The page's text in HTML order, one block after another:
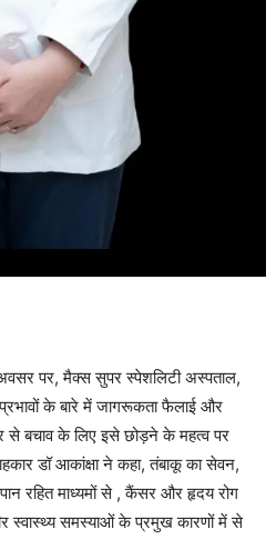
पर, मैक्स सुपर स्पेशलिटी अस्पताल,
के बारे में जागरूकता फैलाई और
से बचाव के लिए इसे छोड़ने के महत्व पर
डॉ आकांक्षा ने कहा, तंबाकू का सेवन,
रहित माध्यमों से , कैंसर और हृदय रोग
स्वास्थ्य समस्याओं के प्रमुख कारणों में से